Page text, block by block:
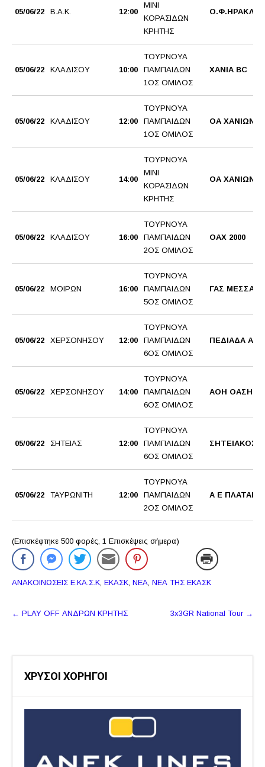
05/06/22 Β.Α.Κ. 12:00
ΜΙΝΙ
ΚΟΡΑΣΙΔΩΝ
ΚΡΗΤΗΣ
05/06/22 ΚΛΑΔΙΣΟΥ 10:00
ΤΟΥΡΝΟΥΑ
ΠΑΜΠΑΙΔΩΝ
1ΟΣ ΟΜΙΛΟΣ
ΧΑΝΙΑ BC
05/06/22 ΚΛΑΔΙΣΟΥ 12:00
ΤΟΥΡΝΟΥΑ
ΠΑΜΠΑΙΔΩΝ
1ΟΣ ΟΜΙΛΟΣ
ΟΑ ΧΑΝΙΩΝ
05/06/22 ΚΛΑΔΙΣΟΥ 14:00
ΤΟΥΡΝΟΥΑ
ΜΙΝΙ
ΚΟΡΑΣΙΔΩΝ
ΚΡΗΤΗΣ
ΟΑ ΧΑΝΙΩΝ
05/06/22 ΚΛΑΔΙΣΟΥ 16:00
ΤΟΥΡΝΟΥΑ
ΠΑΜΠΑΙΔΩΝ
2ΟΣ ΟΜΙΛΟΣ
ΟΑΧ 2000
05/06/22 ΜΟΙΡΩΝ 16:00
ΤΟΥΡΝΟΥΑ
ΠΑΜΠΑΙΔΩΝ
5ΟΣ ΟΜΙΛΟΣ
ΓΑΣ ΜΕΣΣΑΡΑ
05/06/22 ΧΕΡΣΟΝΗΣΟΥ 12:00
ΤΟΥΡΝΟΥΑ
ΠΑΜΠΑΙΔΩΝ
6ΟΣ ΟΜΙΛΟΣ
ΠΕΔΙΑΔΑ ΑΟΧ
05/06/22 ΧΕΡΣΟΝΗΣΟΥ 14:00
ΤΟΥΡΝΟΥΑ
ΠΑΜΠΑΙΔΩΝ
6ΟΣ ΟΜΙΛΟΣ
ΑΟΗ ΟΑΣΗ
05/06/22 ΣΗΤΕΙΑΣ 12:00
ΤΟΥΡΝΟΥΑ
ΠΑΜΠΑΙΔΩΝ
6ΟΣ ΟΜΙΛΟΣ
ΣΗΤΕΙΑΚΟΣ
05/06/22 ΤΑΥΡΩΝΙΤΗ 12:00
ΤΟΥΡΝΟΥΑ
ΠΑΜΠΑΙΔΩΝ
2ΟΣ ΟΜΙΛΟΣ
Α Ε
(Επισκέφτηκε 500 φορές, 1 Επισκέψεις σήμερα)
ΑΝΑΚΟΙΝΩΣΕΙΣ Ε.ΚΑ.Σ.Κ, ΕΚΑΣΚ, ΝΕΑ, ΝΕΑ ΤΗΣ ΕΚΑΣΚ
Πλοήγηση
← PLAY OFF ΑΝΔΡΩΝ ΚΡΗΤΗΣ 3x3GR National Tour →
ΧΡΥΣΟΙ ΧΟΡΗΓΟΙ